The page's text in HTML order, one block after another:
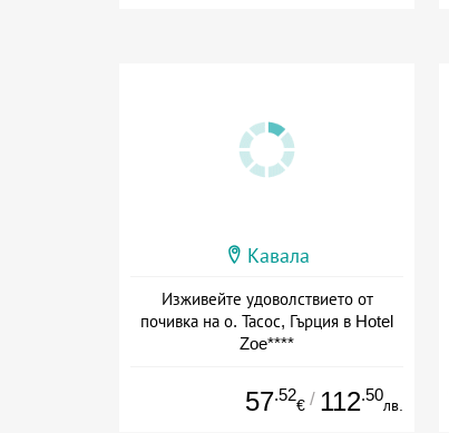
Кавала
Изживейте удоволствието от
почивка на о. Тасос, Гърция в Hotel
Zoe****
57.52
€ / 112.50
лв.